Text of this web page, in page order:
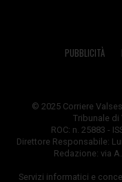
PUBBLICITÀ
© 2025 Corriere
Tribunale di
ROC: n. 25883 -
Direttore Responsabile:
Redazione: via
Servizi informatici e